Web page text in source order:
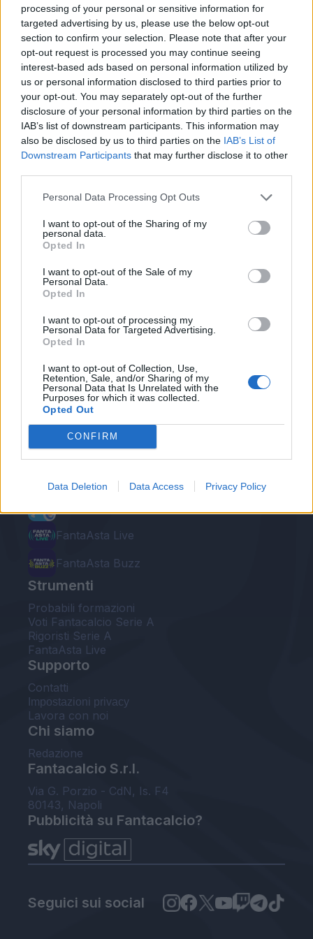
processing of your personal or sensitive information for
targeted advertising by us, please use the below opt-out
section to confirm your selection. Please note that after your
opt-out request is processed you may continue seeing
interest-based ads based on personal information utilized by
us or personal information disclosed to third parties prior to
your opt-out. You may separately opt-out of the further
disclosure of your personal information by third parties on the
IAB’s list of downstream participants. This information may
also be disclosed by us to third parties on the IAB’s List of
Downstream Participants that may further disclose it to other
Personal Data Processing Opt Outs
I want to opt-out of the Sharing of my
personal data.
Opted In
I want to opt-out of the Sale of my
Personal Data.
Opted In
I want to opt-out of processing my
Personal Data for Targeted Advertising.
Opted In
I want to opt-out of Collection, Use,
Retention, Sale, and/or Sharing of my
Personal Data that Is Unrelated with the
Purposes for which it was collected.
Opted Out
CONFIRM
Data Deletion Data Access Privacy Policy
ha reso felici e che si sposa con le loro
caratteristiche non è il passo giusto".
SuZarate:"E' un giocatore che rompe gli
equilibri. E' molto bravo negli spazi corti e stretti
e può essere utile sia dall'inizio che a gara in
corso".
Rapporti di lavoro brevi:"Spesso non è stato
dato il giusto rilievo al mio lavoro e in
contemporanea ho valutato offerte interessanti".
Redazione Fantacalcio.it
Le nostre app
Fantacalcio® Serie A Enilive
Leghe Fantacalcio® Serie A Enilive
EuroLeghe Fantacalcio®
FantaAsta Live
FantaAsta Buzz
Strumenti
Probabili formazioni
Voti Fantacalcio Serie A
Rigoristi Serie A
FantaAsta Live
Supporto
Contatti
Impostazioni privacy
Lavora con noi
Chi siamo
Redazione
Fantacalcio S.r.l.
Via G. Porzio - CdN, Is. F4
80143, Napoli
Pubblicità su Fantacalcio?
Seguici sui social